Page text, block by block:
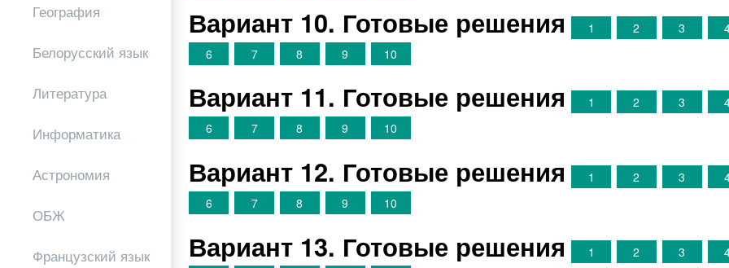
География
Белорусский язык
Литература
Информатика
Астрономия
ОБЖ
Французский язык
Вариант 10. Готовые решения 1 2 3
6
7 8 9 10
Вариант 11. Готовые решения 1 2 3
6
7 8 9 10
Вариант 12. Готовые решения 1 2 3
6
7 8 9 10
Вариант 13. Готовые решения 1 2 3